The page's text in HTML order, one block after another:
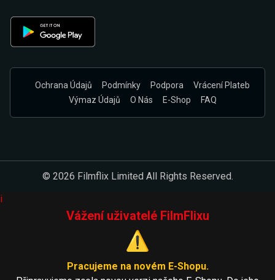
Ochrana Údajů Podmínky Podpora
Vrácení Plateb
Výmaz Údajů
O Nás E-Shop FAQ
© 2026 Filmflix Limited All Rights Reserved.
i
Vážení uživatelé FilmFlixu
⚠️
Pracujeme na novém E-Shopu.